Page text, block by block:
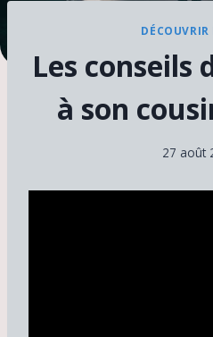
Les conseils
à son
27 août